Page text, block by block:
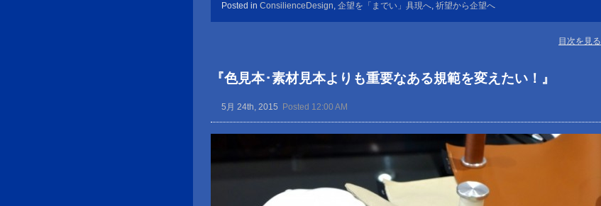
Posted in ConsilienceDesign, 企望を「までい」具現へ, 祈望から企望へ
目次を見る
『色見本･素材見本よりも重要なある規範を変えたい！』
5月 24th, 2015 Posted 12:00 AM